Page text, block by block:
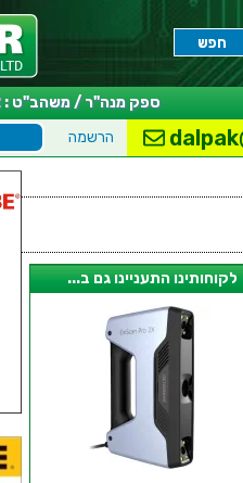
ספק מנה"ר / משהב"ט : 083-074572
הרשמה
לקוחותינו התעניינו גם ב...